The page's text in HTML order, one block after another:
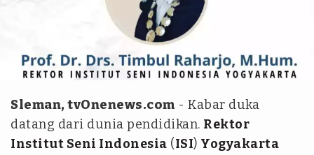
Tim tvOne - Andri Prasetiyo
Sleman, tvOnenews.com - Kabar duka
datang dari dunia pendidikan. Rektor
Institut Seni Indonesia (ISI) Yogyakarta